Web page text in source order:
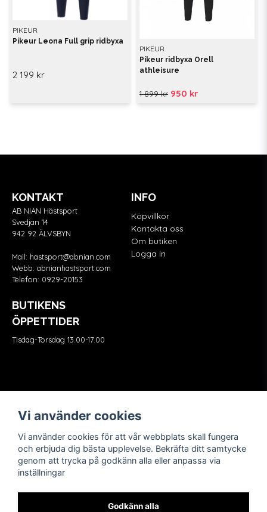
PIKEUR
Pikeur Leona Full grip ridbyxa
2 199 kr
PIKEUR
Pikeur ridbyxa Orell
athleisure
1 899 kr 950 kr
KONTAKT
AB NIAN Hästsport
Svedjan 14
942 92 ÄLVSBYN
Mail: hastsport@abnian.com
Webb: abnianhastsport.com
Telefon: 0929-20153
BUTIKENS
ÖPPETTIDER
Tisdag-Torsdag 13.00-17.00
INFO
Köpvillkor
Kontakta oss
Om butiken
Logga in
Vi använder cookies
Vi använder cookies för att vår webbplats skall fungera
och erbjuda dig bästa upplevelse. Bekräfta ditt samtycke
genom att trycka på godkänn alla eller anpassa via
inställningar
Godkänn alla